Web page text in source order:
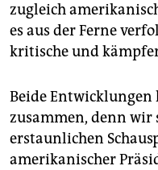
zugleich
es aus der Ferne
kritische und
Beide
zusammen, denn wir
erstaunlichen
ame­rikanischer